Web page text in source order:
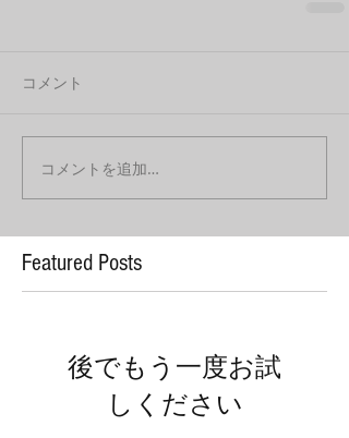
コメント
コメントを追加…
Featured Posts
後でもう一度お試
しください